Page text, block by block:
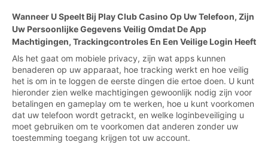
Wanneer U Speelt Bij Play Club Casino Op Uw Telefoon, Zijn
Uw Persoonlijke Gegevens Veilig Omdat De App
Machtigingen, Trackingcontroles En Een Veilige Login Heeft
Als het gaat om mobiele privacy, zijn wat apps kunnen
benaderen op uw apparaat, hoe tracking werkt en hoe veilig
het is om in te loggen de eerste dingen die ertoe doen. U kunt
hieronder zien welke machtigingen gewoonlijk nodig zijn voor
betalingen en gameplay om te werken, hoe u kunt voorkomen
dat uw telefoon wordt getrackt, en welke loginbeveiliging u
moet gebruiken om te voorkomen dat anderen zonder uw
toestemming toegang krijgen tot uw account.